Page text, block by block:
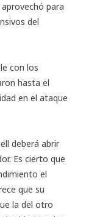
para
del
con los
hasta el
en el ataque
deberá abrir
Es cierto que
el
que su
la del otro